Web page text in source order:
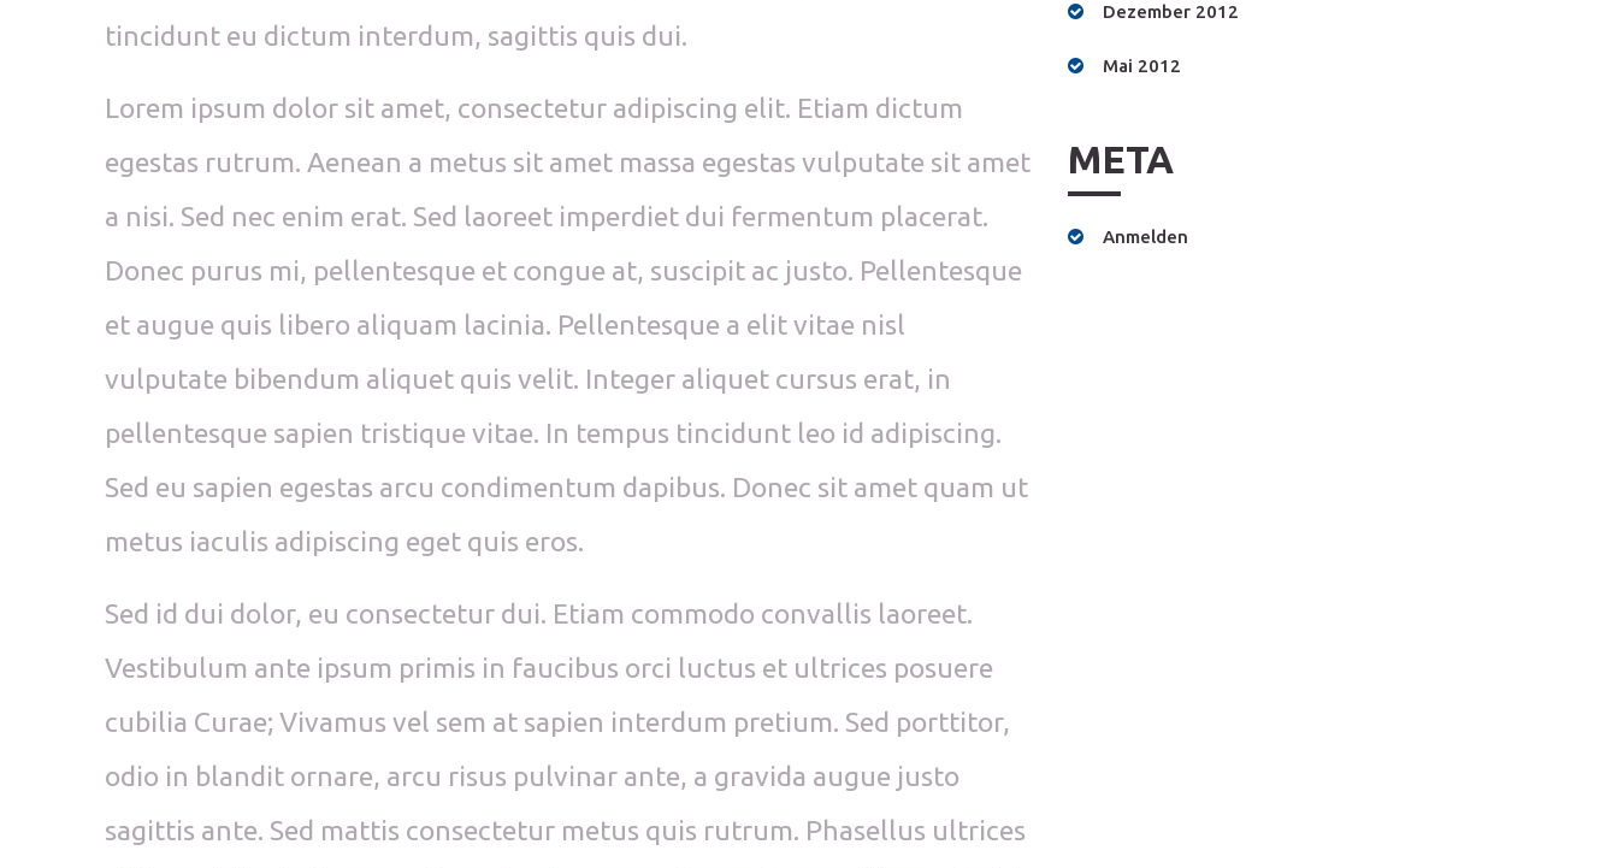
tincidunt eu dictum interdum, sagittis quis dui.
Lorem ipsum dolor sit amet, consectetur adipiscing elit. Etiam dictum
egestas rutrum. Aenean a metus sit amet massa egestas vulputate sit amet
a nisi. Sed nec enim erat. Sed laoreet imperdiet dui fermentum placerat.
Donec purus mi, pellentesque et congue at, suscipit ac justo. Pellentesque
et augue quis libero aliquam lacinia. Pellentesque a elit vitae nisl
vulputate bibendum aliquet quis velit. Integer aliquet cursus erat, in
pellentesque sapien tristique vitae. In tempus tincidunt leo id adipiscing.
Sed eu sapien egestas arcu condimentum dapibus. Donec sit amet quam ut
metus iaculis adipiscing eget quis eros.
Sed id dui dolor, eu consectetur dui. Etiam commodo convallis laoreet.
Vestibulum ante ipsum primis in faucibus orci luctus et ultrices posuere
cubilia Curae; Vivamus vel sem at sapien interdum pretium. Sed porttitor,
odio in blandit ornare, arcu risus pulvinar ante, a gravida augue justo
sagittis ante. Sed mattis consectetur metus quis rutrum. Phasellus ultrices
Dezember 2012
Mai 2012
META
Anmelden